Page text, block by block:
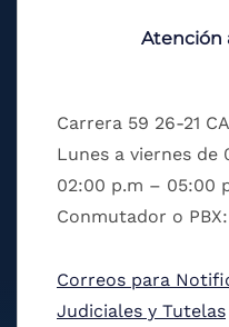
Atención
Carrera 59 26-21
Lunes a viernes de
02:00 p.m – 05:00
Conmutador o
Correos para
Judiciales y Tutelas